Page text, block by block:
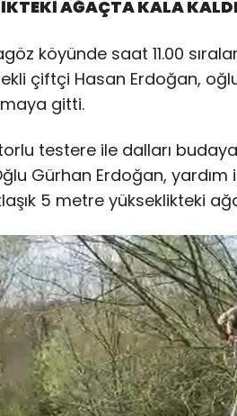
AĞAÇTA KALA KALDI
köyünde saat 11.00
çiftçi Hasan Erdoğan,
gitti.
testere ile dalları
Gürhan Erdoğan,
5 metre yükseklikteki